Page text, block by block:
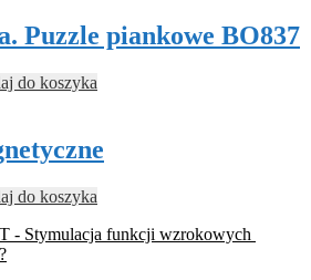
Puzzle piankowe BO837
do koszyka
do koszyka
Stymulacja funkcji wzrokowych